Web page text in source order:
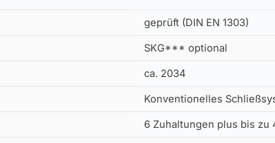
geprüft (DIN EN 1303)
SKG*** optional
ca. 2034
Konventionelles
6 Zuhaltungen plus bis